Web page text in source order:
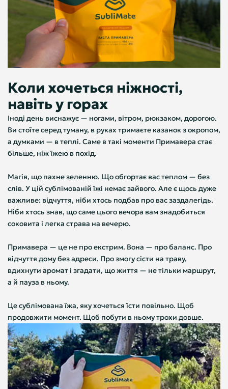
Коли хочеться ніжності,
навіть у горах
Іноді день виснажує — ногами, вітром, рюкзаком, дорогою.
Ви стоїте серед туману, в руках тримаєте казанок з окропом,
а думками — в теплі. Саме в такі моменти Примавера стає
більше, ніж їжею в похід.
Магія, що пахне зеленню. Що обгортає вас теплом — без
слів. У цій сублімованій їжі немає зайвого. Але є щось дуже
важливе: відчуття, ніби хтось подбав про вас заздалегідь.
Ніби хтось знав, що саме цього вечора вам знадобиться
соковита і легка страва на вечерю.
Примавера — це не про екстрим. Вона — про баланс. Про
відчуття дому без адреси. Про змогу сісти на траву,
вдихнути аромат і згадати, що життя — не тільки маршрут,
а й пауза в ньому.
Це сублімована їжа, яку хочеться їсти повільно. Щоб
продовжити момент. Щоб побути в ньому трохи довше.